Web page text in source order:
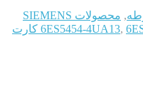
, محصولات SIEMENS
6ES5454-4UA13,
6ES5454-4UA13 SIEMENS کارت